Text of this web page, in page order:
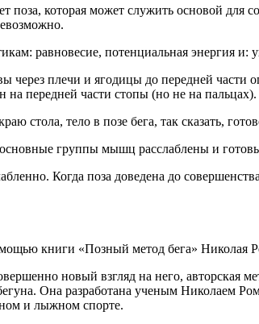
которая может служить основой для
равновесие, потенциальная энергия и:
через плечи и ягодицы до передней
на передней части стопы (но не на пальцах).
стола, тело в позе бега, так сказать,
группы мышц расслаблены и
Когда поза доведена до
книги «Позный метод бега» Николая
новый взгляд на него, авторская
Она разработана ученым Николаем
и лыжном спорте.